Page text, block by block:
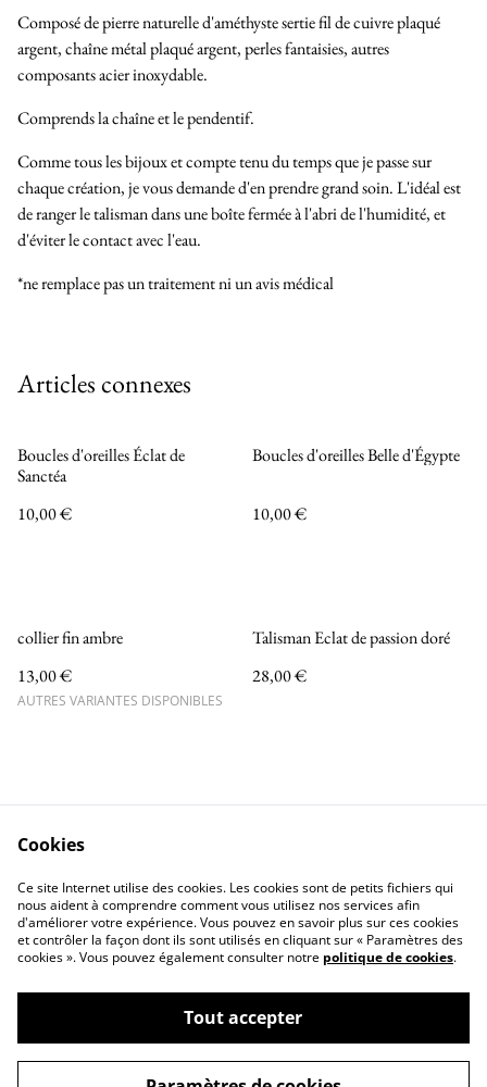
Composé de pierre naturelle d'améthyste sertie fil de cuivre plaqué
argent, chaîne métal plaqué argent, perles fantaisies, autres
composants acier inoxydable.
Comprends la chaîne et le pendentif.
Comme tous les bijoux et compte tenu du temps que je passe sur
chaque création, je vous demande d'en prendre grand soin. L'idéal est
de ranger le talisman dans une boîte fermée à l'abri de l'humidité, et
d'éviter le contact avec l'eau.
*ne remplace pas un traitement ni un avis médical
Articles connexes
Boucles d'oreilles Éclat de
Sanctéa
10,00 €
Boucles d'oreilles Belle d'Égypte
10,00 €
collier fin ambre
13,00 €
AUTRES VARIANTES DISPONIBLES
Talisman Eclat de passion doré
28,00 €
Contactez-nous
Conditions
Politique de confidentialité
Politique de cookies
©2026Les pierres du Dragon
Cookies
Ce site Internet utilise des cookies. Les cookies sont de petits fichiers qui
nous aident à comprendre comment vous utilisez nos services afin
d'améliorer votre expérience. Vous pouvez en savoir plus sur ces cookies
et contrôler la façon dont ils sont utilisés en cliquant sur « Paramètres des
cookies ». Vous pouvez également consulter notre politique de cookies.
Tout accepter